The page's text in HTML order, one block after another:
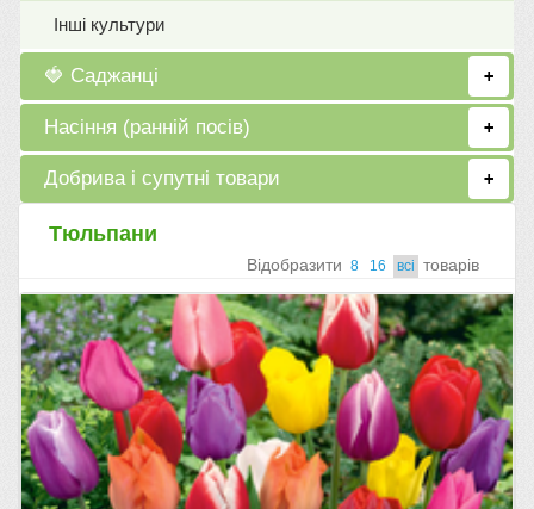
Інші культури
+
🍓 Саджанці
+
Насіння (ранній посів)
+
Добрива і супутні товари
Тюльпани
Вiдобразити 8 16 всi товарiв